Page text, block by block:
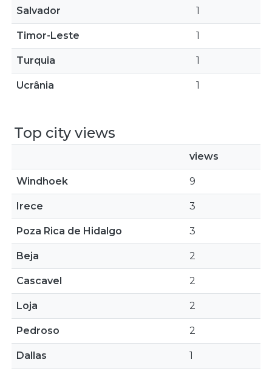
Salvador 1
Timor-Leste 1
Turquia 1
Ucrânia 1
Top city views
views
Windhoek 9
Irece 3
Poza Rica de Hidalgo 3
Beja 2
Cascavel 2
Loja 2
Pedroso 2
Dallas 1